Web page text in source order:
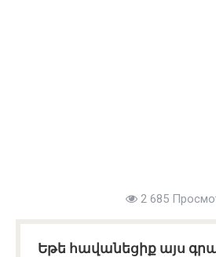
2 685
Եթե հավանեցիք այս